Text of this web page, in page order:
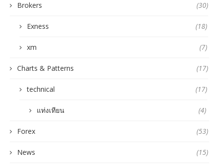
Brokers (30)
Exness (18)
xm (7)
Charts & Patterns (17)
technical (17)
แท่งเทียน (4)
Forex (53)
News (15)